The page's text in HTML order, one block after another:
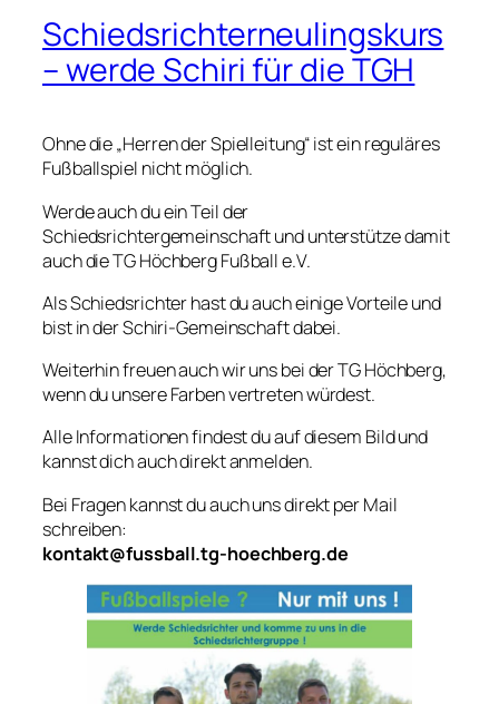
Schiedsrichterneulingskurs
– werde Schiri für die TGH
Ohne die „Herren der Spielleitung“ ist ein reguläres
Fußballspiel nicht möglich.
Werde auch du ein Teil der
Schiedsrichtergemeinschaft und unterstütze damit
auch die TG Höchberg Fußball e.V.
Als Schiedsrichter hast du auch einige Vorteile und
bist in der Schiri-Gemeinschaft dabei.
Weiterhin freuen auch wir uns bei der TG Höchberg,
wenn du unsere Farben vertreten würdest.
Alle Informationen findest du auf diesem Bild und
kannst dich auch direkt anmelden.
Bei Fragen kannst du auch uns direkt per Mail
schreiben:
kontakt@fussball.tg-hoechberg.de